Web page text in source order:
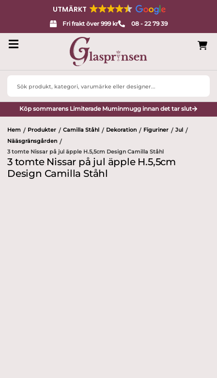
UTMÄRKT
Fri frakt över 999 kr 08 - 22 79 39
Search
Köp sommarens Limiterade Muminmugg innan det tar slut
Hem / Produkter / Camilla Ståhl / Dekoration / Figuriner / Jul /
Nääsgränsgården /
3 tomte Nissar på jul äpple H.5,5cm Design Camilla Ståhl
3 tomte Nissar på jul äpple H.5,5cm
Design Camilla Ståhl